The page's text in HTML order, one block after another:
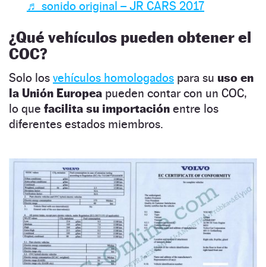
♬ sonido original – JR CARS 2017
¿Qué vehículos pueden obtener el
COC?
Solo los vehículos homologados para su uso en
la Unión Europea pueden contar con un COC,
lo que facilita su importación entre los
diferentes estados miembros.